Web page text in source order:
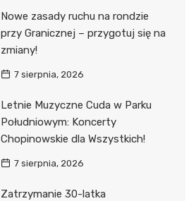
Nowe zasady ruchu na rondzie
przy Granicznej – przygotuj się na
zmiany!
7 sierpnia, 2026
Letnie Muzyczne Cuda w Parku
Południowym: Koncerty
Chopinowskie dla Wszystkich!
7 sierpnia, 2026
Zatrzymanie 30-latka